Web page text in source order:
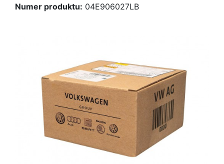
Numer produktu: 04E906027LB